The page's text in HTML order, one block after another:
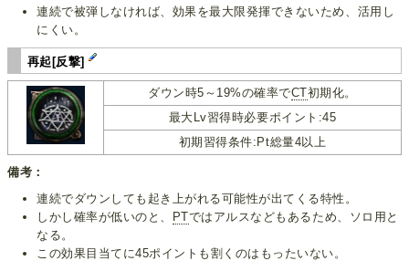
連続で被弾しなければ、効果を最大限発揮できないため、活用し
にくい。
再起[反撃]
ダウン時5～19%の確率でCT初期化。
最大Lv習得時必要ポイント:45
初期習得条件:Pt総量4以上
備考：
連続でダウンしても起き上がれる可能性が出てくる特性。
しかし確率が低いのと、
PTではアルスなどもあるため、ソロ用と
なる。
この効果目当てに45ポイントも割くのはもったいない。